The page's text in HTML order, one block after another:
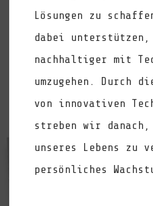
Lösungen zu
dabei unterstützen,
nachhaltiger mit
umzugehen. Durch
von innovativen
streben wir
unseres Lebens zu
persönliches